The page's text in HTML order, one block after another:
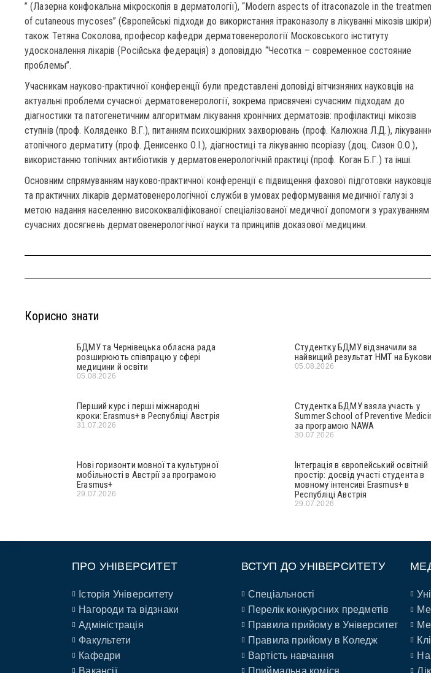
” (Лазерна конфокальна мікроскопія в дерматології), “Modern aspects of itraconazole in the
of cutaneous mycoses” (Європейські підходи до використання ітраконазолу в лікуванні мікозів
також Тетяна Соколова, професор кафедри дерматовенерології Московського інституту
удосконалення лікарів (Російська федерація) з доповіддю “Чесотка – современное состояние
проблемы”.
Учасникам науково-практичної конференції були представлені доповіді вітчизняних науковців на
актуальні проблеми сучасної дерматовенерології, зокрема присвячені сучасним підходам до
діагностики та патогенетичним алгоритмам лікування хронічних дерматозів: профілактиці мікозів
ступнів (проф. Коляденко В.Г.), питанням психошкірних захворювань (проф. Калюжна Л.Д.),
атопічного дерматиту (проф. Денисенко О.І.), діагностиці та лікуванню псоріазу (доц. Сизон О.О.),
використанню топічних антибіотиків у дерматовенерологічній практиці (проф. Коган Б.Г.) та інші.
Основним спрямуванням науково-практичної конференції є підвищення фахової підготовки науковців
та практичних лікарів дерматовенерологічної служби в умовах реформування медичної галузі з
метою надання населенню висококваліфікованої спеціалізованої медичної допомоги з урахуванням
сучасних досягнень дерматовенерологічної науки та принципів доказової медицини.
Корисно знати
БДМУ та Чернівецька обласна рада
розширюють співпрацю у сфері
медицини й освіти
05.08.2026
Студентку БДМУ відзначили за
найвищий результат НМТ на
05.08.2026
Перший курс і перші міжнародні
кроки: Erasmus+ в Республіці Австрія
31.07.2026
Студентка БДМУ взяла участь у
Summer School of Preventive
за програмою NAWA
30.07.2026
Нові горизонти мовної та культурної
мобільності в Австрії за програмою
Erasmus+
29.07.2026
Інтеграція в європейський освітній
простір: досвід участі студента в
мовному інтенсиві Erasmus+ в
Республіці Австрія
29.07.2026
ПРО УНІВЕРСИТЕТ
Історія Університету
Нагороди та відзнаки
Адміністрація
Факультети
Кафедри
Вакансії
ВСТУП ДО УНІВЕРСИТЕТУ
Спеціальності
Перелік конкурсних предметів
Правила прийому в Університет
Правила прийому в Коледж
Вартість навчання
Приймальна коміся